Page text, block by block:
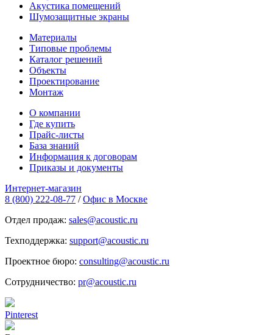
Акустика помещений
Шумозащитные экраны
Материалы
Типовые проблемы
Каталог решений
Объекты
Проектирование
Монтаж
О компании
Где купить
Прайс-листы
База знаний
Информация к договорам
Приказы и документы
Интернет-магазин
8 (800) 222-08-77 / Офис в Москве
Отдел продаж: sales@acoustic.ru
Техподдержка: support@acoustic.ru
Проектное бюро: consulting@acoustic.ru
Сотрудничество: pr@acoustic.ru
Pinterest